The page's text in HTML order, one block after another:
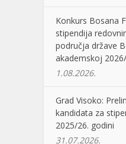
Konkurs Bosana
stipendija
područja države
akademskoj
1.08.2026.
Grad Visoko:
kandidata za
2025/26. godini
31.07.2026.